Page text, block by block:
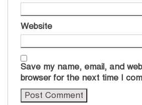
Website
Save my name, email, and
browser for the next time I